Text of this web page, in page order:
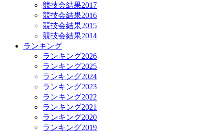
競技会結果2017
競技会結果2016
競技会結果2015
競技会結果2014
ランキング
ランキング2026
ランキング2025
ランキング2024
ランキング2023
ランキング2022
ランキング2021
ランキング2020
ランキング2019